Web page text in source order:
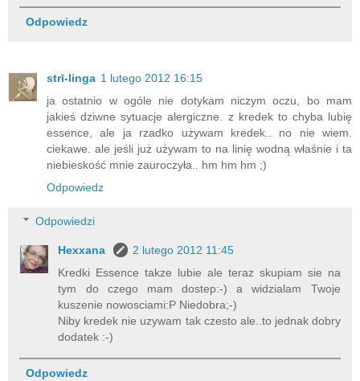
Odpowiedz
strī-linga 1 lutego 2012 16:15
ja ostatnio w ogóle nie dotykam niczym oczu, bo mam
jakieś dziwne sytuacje alergiczne. z kredek to chyba lubię
essence, ale ja rzadko używam kredek.. no nie wiem.
ciekawe. ale jeśli już używam to na linię wodną właśnie i ta
niebieskość mnie zauroczyła.. hm hm hm ;)
Odpowiedz
Odpowiedzi
Hexxana
2 lutego 2012 11:45
Kredki Essence takze lubie ale teraz skupiam sie na
tym do czego mam dostep:-) a widzialam Twoje
kuszenie nowosciami:P Niedobra;-)
Niby kredek nie uzywam tak czesto ale..to jednak dobry
dodatek :-)
Odpowiedz